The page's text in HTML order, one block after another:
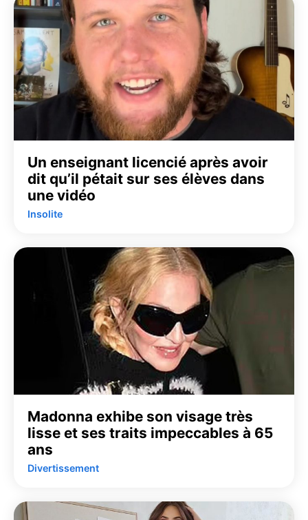
Un enseignant licencié après avoir
dit qu’il pétait sur ses élèves dans
une vidéo
Insolite
Madonna exhibe son visage très
lisse et ses traits impeccables à 65
ans
Divertissement